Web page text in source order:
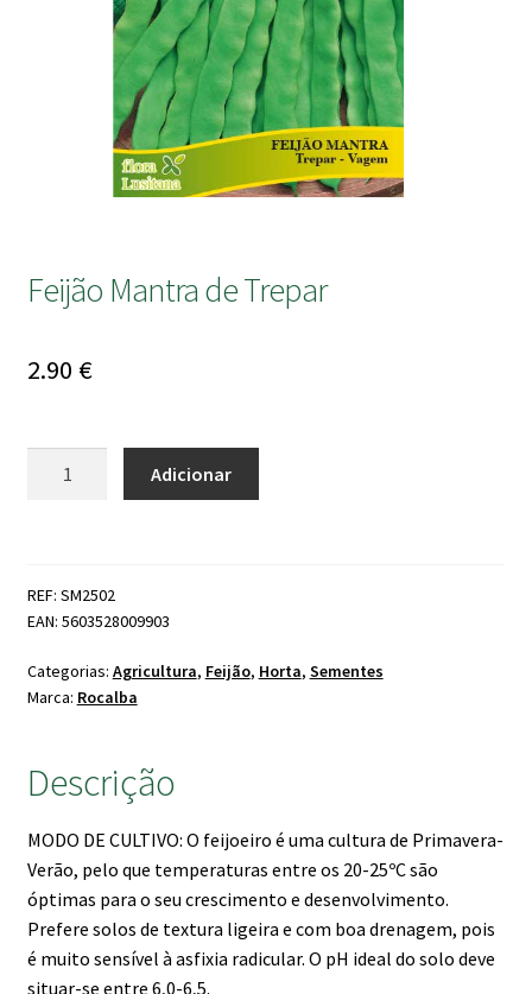
Feijão Mantra de Trepar
2.90 €
Trepar
Adicionar
REF: SM2502
EAN: 5603528009903
Categorias: Agricultura, Feijão, Horta, Sementes
Marca: Rocalba
Descrição
MODO DE CULTIVO: O feijoeiro é uma cultura de Primavera-
Verão, pelo que temperaturas entre os 20-25ºC são
óptimas para o seu crescimento e desenvolvimento.
Prefere solos de textura ligeira e com boa drenagem, pois
é muito sensível à asfixia radicular. O pH ideal do solo deve
situar-se entre 6,0-6,5.